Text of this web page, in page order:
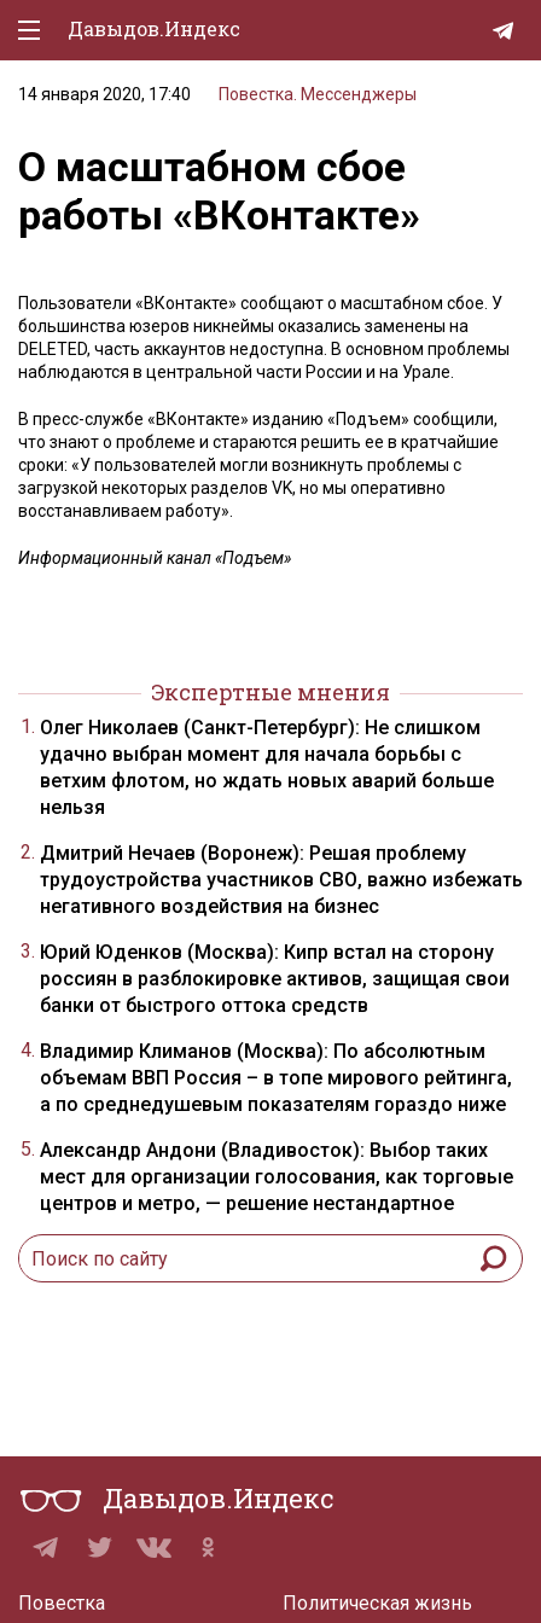
Давыдов.Индекс
Политическая жизнь
Экономика
Природа
Спорт
Культура
Lifestyle
Мурзилка
14 января 2020, 17:40 Повестка. Мессенджеры
О масштабном сбое
работы «ВКонтакте»
Пользователи «ВКонтакте» сообщают о масштабном сбое. У
большинства юзеров никнеймы оказались заменены на
DELETED, часть аккаунтов недоступна. В основном проблемы
наблюдаются в центральной части России и на Урале.
В пресс-службе «ВКонтакте» изданию «Подъем» сообщили,
что знают о проблеме и стараются решить ее в кратчайшие
сроки: «У пользователей могли возникнуть проблемы с
загрузкой некоторых разделов VK, но мы оперативно
восстанавливаем работу».
Информационный канал «Подъем»
Экспертные мнения
Олег Николаев (Санкт-Петербург): Не слишком
удачно выбран момент для начала борьбы с
ветхим флотом, но ждать новых аварий больше
нельзя
Дмитрий Нечаев (Воронеж): Решая проблему
трудоустройства участников СВО, важно избежать
негативного воздействия на бизнес
Юрий Юденков (Москва): Кипр встал на сторону
россиян в разблокировке активов, защищая свои
банки от быстрого оттока средств
Владимир Климанов (Москва): По абсолютным
объемам ВВП Россия – в топе мирового рейтинга,
а по среднедушевым показателям гораздо ниже
Александр Андони (Владивосток): Выбор таких
мест для организации голосования, как торговые
центров и метро, — решение нестандартное
Давыдов.Индекс
Повестка Политическая жизнь